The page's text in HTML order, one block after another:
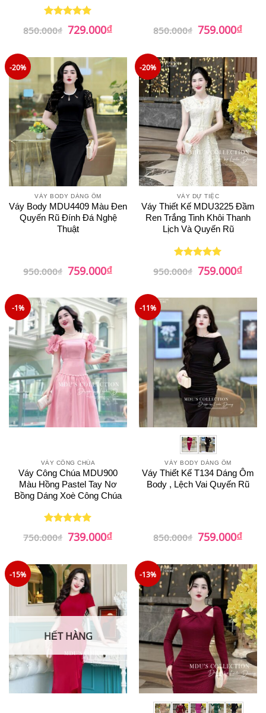
Được xếp
hạng
55
850.000₫ Giá
gốc
729.000₫Giá
hiện
729.000₫.
850.000₫ Giá
gốc
759.000₫Giá
hiện
-20%
VÁY BODY DÁNG ÔM
Váy Body MDU4409 Màu Đen
Quyến Rũ Đính Đá Nghệ
Thuật
950.000₫ Giá
gốc
759.000₫Giá
hiện
759.000₫.
-20%
VÁY DỰ TIỆC
Váy Thiết Kế MDU3225 Đầm
Ren Trắng Tinh Khôi Thanh
Lịch Và Quyến Rũ
Được xếp
hạng
55
950.000₫ Giá
gốc
759.000₫Giá
hiện
-1%
VÁY CÔNG CHÚA
Váy Công Chúa MDU900
Màu Hồng Pastel Tay Nơ
Bồng Dáng Xoè Công Chúa
Được xếp
hạng
55
750.000₫ Giá
gốc
739.000₫Giá
hiện
739.000₫.
-11%
VÁY BODY DÁNG ÔM
Váy Thiết Kế T134 Dáng Ôm
Body , Lệch Vai Quyến Rũ
850.000₫ Giá
gốc
759.000₫Giá
hiện
-15%
HẾT HÀNG
-13%